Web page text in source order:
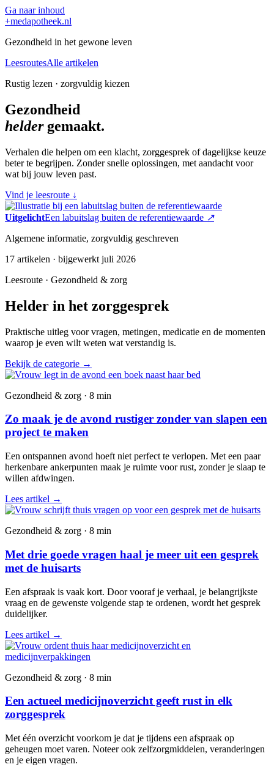
Ga naar inhoud
+medapotheek.nl
Gezondheid in het gewone leven
LeesroutesAlle artikelen
Rustig lezen · zorgvuldig kiezen
Gezondheid
heldergemaakt.
Verhalen die helpen om een klacht, zorggesprek of dagelijkse keuze
beter te begrijpen. Zonder snelle oplossingen, met aandacht voor
wat bij jouw leven past.
Vind je leesroute ↓
UitgelichtEen labuitslag buiten de referentiewaarde ↗
Algemene informatie, zorgvuldig geschreven
17 artikelen · bijgewerkt juli 2026
Leesroute · Gezondheid & zorg
Helder in het zorggesprek
Praktische uitleg voor vragen, metingen, medicatie en de momenten
waarop je even wilt weten wat verstandig is.
Bekijk de categorie →
Gezondheid & zorg · 8 min
Zo maak je de avond rustiger zonder van slapen een
project te maken
Een ontspannen avond hoeft niet perfect te verlopen. Met een paar
herkenbare ankerpunten maak je ruimte voor rust, zonder je slaap te
willen afdwingen.
Lees artikel →
Gezondheid & zorg · 8 min
Met drie goede vragen haal je meer uit een gesprek
met de huisarts
Een afspraak is vaak kort. Door vooraf je verhaal, je belangrijkste
vraag en de gewenste volgende stap te ordenen, wordt het gesprek
duidelijker.
Lees artikel →
Gezondheid & zorg · 8 min
Een actueel medicijnoverzicht geeft rust in elk
zorggesprek
Met één overzicht voorkom je dat je tijdens een afspraak op
geheugen moet varen. Noteer ook zelfzorgmiddelen, veranderingen
en je eigen vragen.